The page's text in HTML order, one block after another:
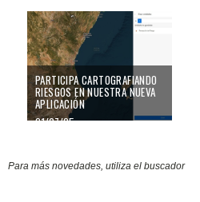
INUNDACIÓN
30/07/25
Participa cartografiando riesgos en
PARTICIPA CARTOGRAFIANDO
RIESGOS EN NUESTRA NUEVA
APLICACIÓN
21/07/25
Para más novedades, utiliza el buscador